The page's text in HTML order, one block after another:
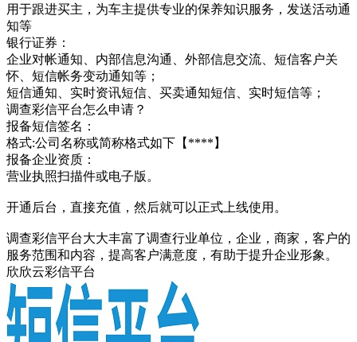
用于跟进买主，为车主提供专业的保养知识服务，发送活动通
知等
银行证券：
企业对帐通知、内部信息沟通、外部信息交流、短信客户关
怀、短信帐务变动通知等；
短信通知、实时资讯短信、买卖通知短信、实时短信等；
调查彩信平台怎么申请？
报备短信签名：
格式:公司名称或简称格式如下【****】
报备企业资质：
营业执照扫描件或电子版。
开通后台，直接充值，然后就可以正式上线使用。
调查彩信平台大大丰富了调查行业单位，企业，商家，客户的
服务范围和内容，提高客户满意度，有助于提升企业形象。
欣欣云彩信平台